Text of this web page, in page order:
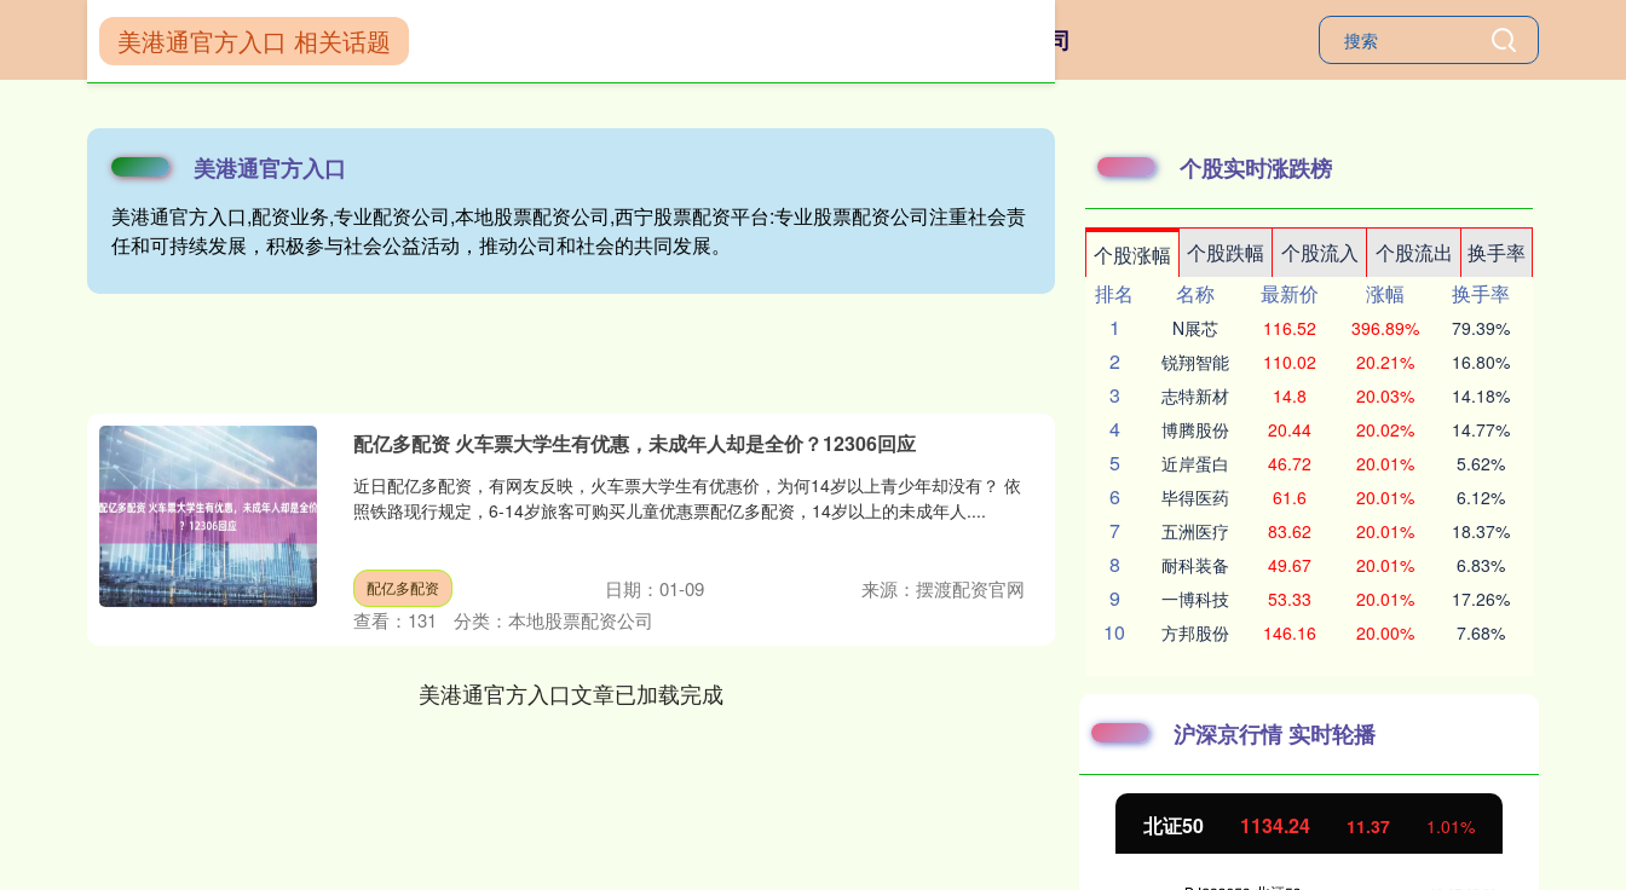
首页 本地股票配资公司
美港通官方入口
美港通官方入口,配资业务,专业配资公司,本地股票配资公司,西宁股票配资平台:专业股票配资公司注重社会责
任和可持续发展，积极参与社会公益活动，推动公司和社会的共同发展。
美港通官方入口 相关话题
配亿多配资 火车票大学生有优惠，未成年人却是全价？12306回应
近日配亿多配资，有网友反映，火车票大学生有优惠价，为何14岁以上青少年却没有？ 依
照铁路现行规定，6-14岁旅客可购买儿童优惠票配亿多配资，14岁以上的未成年人....
配亿多配资 日期：01-09
来源：摆渡配资官网
查看： 131 分类： 本地股票配资公司
美港通官方入口文章已加载完成
个股实时涨跌榜
个股涨幅 个股跌幅 个股流入 个股流出
换手率
排名
名称 最新价 涨幅
换手率
1
N展芯 116.52 396.89% 79.39%
2 锐翔智能 110.02 20.21% 16.80%
3 志特新材 14.8 20.03% 14.18%
4 博腾股份 20.44 20.02% 14.77%
5 近岸蛋白 46.72 20.01% 5.62%
6 毕得医药 61.6 20.01% 6.12%
7 五洲医疗 83.62 20.01% 18.37%
8 耐科装备 49.67 20.01% 6.83%
9 一博科技 53.33 20.01% 17.26%
10 方邦股份 146.16 20.00% 7.68%
沪深京行情 实时轮播
北证50 1134.24 11.37 1.01%